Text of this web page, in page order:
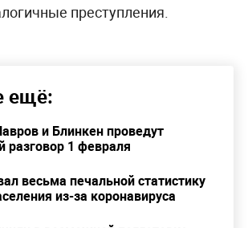
преступления.
ещё:
и Блинкен проведут
разговор 1 февраля
весьма печальной статистику
из-за коронавируса